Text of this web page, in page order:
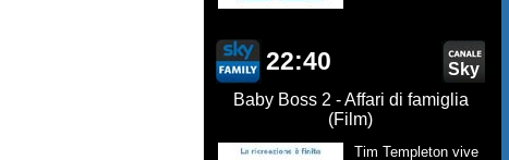
22:40
Sky
Baby Boss 2 - Affari di famiglia
(Film)
Tim Templeton vive